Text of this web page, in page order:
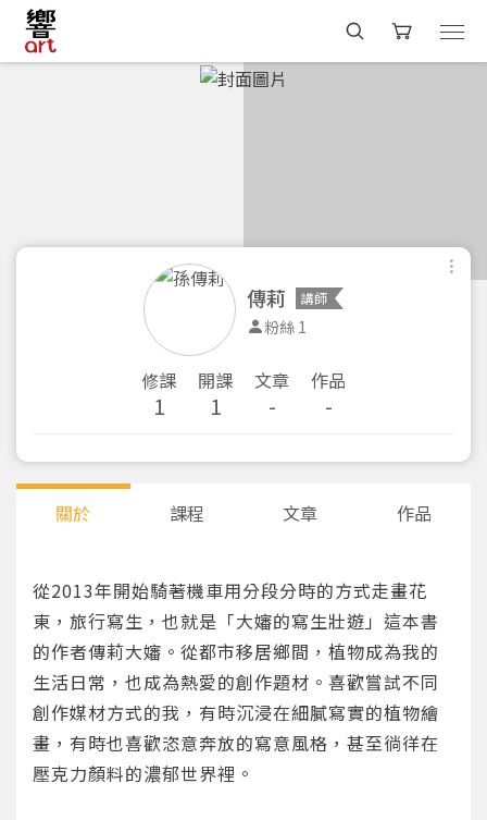
傳莉 講師
粉絲 1
修課
1
開課
1
文章
-
作品
-
關於 課程 文章 作品
從2013年開始騎著機車用分段分時的方式走畫花
東，旅行寫生，也就是「大嬸的寫生壯遊」這本書
的作者傳莉大嬸。從都市移居鄉間，植物成為我的
生活日常，也成為熱愛的創作題材。喜歡嘗試不同
創作媒材方式的我，有時沉浸在細膩寫實的植物繪
畫，有時也喜歡恣意奔放的寫意風格，甚至徜徉在
壓克力顏料的濃郁世界裡。